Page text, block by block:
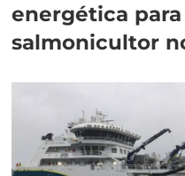
energética
salmonicultor